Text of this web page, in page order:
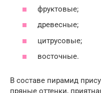
фруктовые;
древесные;
цитрусовые;
восточные.
В составе пирамид
пряные оттенки,